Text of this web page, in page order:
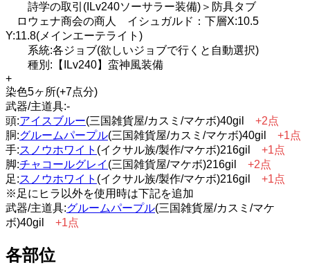
詩学の取引(ILv240ソーサラー装備)＞防具タブ
ロウェナ商会の商人 イシュガルド：下層X:10.5
Y:11.8(メインエーテライト)
系統:各ジョブ(欲しいジョブで行くと自動選択)
種別:【ILv240】蛮神風装備
+
染色5ヶ所(+7点分)
武器/主道具:-
頭:アイスブルー(三国雑貨屋/カスミ/マケボ)40gil +2点
胴:グルームパープル(三国雑貨屋/カスミ/マケボ)40gil +1点
手:スノウホワイト (イクサル族/製作/マケボ)216gil +1点
脚:チャコールグレイ (三国雑貨屋/マケボ)216gil +2点
足:スノウホワイト (イクサル族/製作/マケボ)216gil +1点
※足にヒラ以外を使用時は下記を追加
武器/主道具:グルームパープル(三国雑貨屋/カスミ/マケ
ボ)40gil +1点
各部位